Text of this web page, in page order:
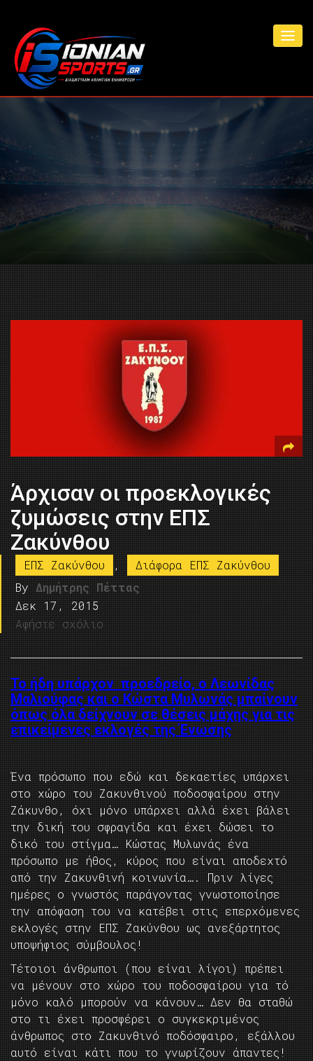
Άρχισαν οι προεκλογικές
ζυμώσεις στην ΕΠΣ
Ζακύνθου
ΕΠΣ Ζακύνθου ,
Διάφορα ΕΠΣ Ζακύνθου
By Δημήτρης Πέττας
Δεκ 17, 2015
Αφήστε σχόλιο
Το ήδη υπάρχον προεδρείο, ο Λεωνίδας
Μαλιούφας και ο Κώστα Μυλωνάς μπαίνουν
όπως όλα δείχνουν σε θέσεις μάχης για τις
επικείμενες εκλογές της Ένωσης
Ένα πρόσωπο που εδώ και δεκαετίες υπάρχει
στο χώρο του Ζακυνθινού ποδοσφαίρου στην
Ζάκυνθο, όχι μόνο υπάρχει αλλά έχει βάλει
την δική του σφραγίδα και έχει δώσει το
δικό του στίγμα… Κώστας Μυλωνάς ένα
πρόσωπο με ήθος, κύρος που είναι αποδεχτό
από την Ζακυνθινή κοινωνία…. Πριν λίγες
ημέρες ο γνωστός παράγοντας γνωστοποίησε
την απόφαση του να κατέβει στις επερχόμενες
εκλογές στην ΕΠΣ Ζακύνθου ως ανεξάρτητος
υποψήφιος σύμβουλος!
Τέτοιοι άνθρωποι (που είναι λίγοι) πρέπει
να μένουν στο χώρο του ποδοσφαίρου για τό
μόνο καλό μπορούν να κάνουν… Δεν θα σταθώ
στο τι έχει προσφέρει ο συγκεκριμένος
άνθρωπος στο Ζακυνθινό ποδόσφαιρο, εξάλλου
αυτό είναι κάτι που το γνωρίζουν άπαντες!